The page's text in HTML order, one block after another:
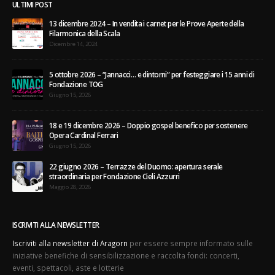
ULTIMI POST
13 dicembre 2024 – In vendita i carnet per le Prove Aperte della
Filarmonica della Scala
Dicembre 14, 2024
5 ottobre 2026 – “Jannacci… e dintorni” per festeggiare i 15 anni di
Fondazione TOG
Giugno 15, 2026
18 e 19 dicembre 2026 – Doppio gospel benefico per sostenere
Opera Cardinal Ferrari
Giugno 15, 2026
22 giugno 2026 – Terrazze del Duomo: apertura serale
straordinaria per Fondazione Cieli Azzurri
Maggio 28, 2026
ISCRIVITI ALLA NEWSLETTER
Iscriviti alla newsletter di Aragorn per essere sempre informato sulle
iniziative benefiche di sensibilizzazione e raccolta fondi: concerti,
eventi, spettacoli, aste e lotterie